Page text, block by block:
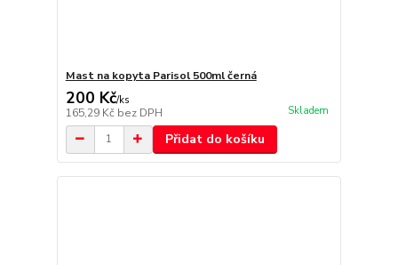
Mast na kopyta Parisol 500ml černá
200 Kč/ks
165,29 Kč bez DPH Skladem
Přidat do košíku